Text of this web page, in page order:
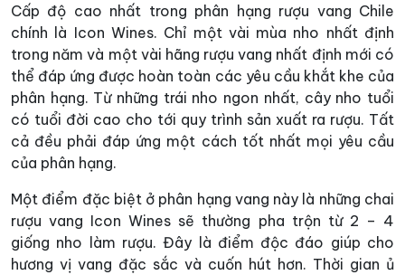
Cấp độ cao nhất trong phân hạng rượu vang Chile
chính là Icon Wines. Chỉ một vài mùa nho nhất định
trong năm và một vài hãng rượu vang nhất định mới có
thể đáp ứng được hoàn toàn các yêu cầu khắt khe của
phân hạng. Từ những trái nho ngon nhất, cây nho tuổi
có tuổi đời cao cho tới quy trình sản xuất ra rượu. Tất
cả đều phải đáp ứng một cách tốt nhất mọi yêu cầu
của phân hạng.
Một điểm đặc biệt ở phân hạng vang này là những chai
rượu vang Icon Wines sẽ thường pha trộn từ 2 – 4
giống nho làm rượu. Đây là điểm độc đáo giúp cho
hương vị vang đặc sắc và cuốn hút hơn. Thời gian ủ